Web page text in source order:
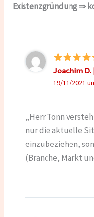
Existenzgründung ⇒
Joachim
19/11/2021
„Herr Tonn
nur die aktuelle
einzubeziehen,
(Branche, Markt